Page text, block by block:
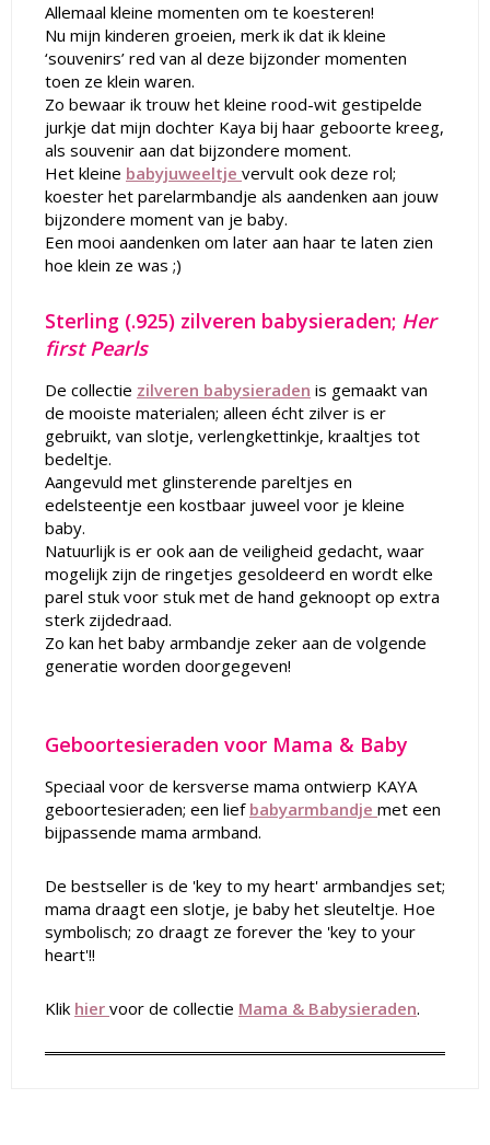
Allemaal kleine momenten om te koesteren!
Nu mijn kinderen groeien, merk ik dat ik kleine
‘souvenirs’ red van al deze bijzonder momenten
toen ze klein waren.
Zo bewaar ik trouw het kleine rood-wit gestipelde
jurkje dat mijn dochter Kaya bij haar geboorte kreeg,
als souvenir aan dat bijzondere moment.
Het kleine babyjuweeltje vervult ook deze rol;
koester het parelarmbandje als aandenken aan jouw
bijzondere moment van je baby.
Een mooi aandenken om later aan haar te laten zien
hoe klein ze was ;)
Sterling (.925) zilveren babysieraden; Her
first Pearls
De collectie zilveren babysieraden is gemaakt van
de mooiste materialen; alleen écht zilver is er
gebruikt, van slotje, verlengkettinkje, kraaltjes tot
bedeltje.
Aangevuld met glinsterende pareltjes en
edelsteentje een kostbaar juweel voor je kleine
baby.
Natuurlijk is er ook aan de veiligheid gedacht, waar
mogelijk zijn de ringetjes gesoldeerd en wordt elke
parel stuk voor stuk met de hand geknoopt op extra
sterk zijdedraad.
Zo kan het baby armbandje zeker aan de volgende
generatie worden doorgegeven!
Geboortesieraden voor Mama & Baby
Speciaal voor de kersverse mama ontwierp KAYA
geboortesieraden; een lief babyarmbandje met een
bijpassende mama armband.
De bestseller is de 'key to my heart' armbandjes set;
mama draagt een slotje, je baby het sleuteltje. Hoe
symbolisch; zo draagt ze forever the 'key to your
heart'!!
Klik hier voor de collectie Mama & Babysieraden.